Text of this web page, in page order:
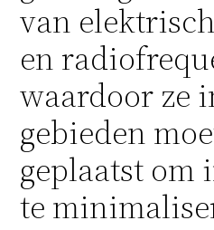
van
en
waardoor ze
gebieden
geplaatst om
te